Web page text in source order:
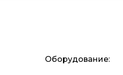
Оборудование: